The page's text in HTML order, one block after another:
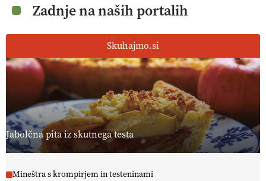
Zadnje na naših portalih
Skuhajmo.si
Jabolčna pita iz skutnega testa
Mineštra s krompirjem in testeninami